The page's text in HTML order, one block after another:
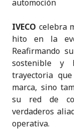
automoción
IVECO celebra
hito en la
Reafirmando
sostenible y
trayectoria
marca, sino
su red de
verdaderos
operativa.